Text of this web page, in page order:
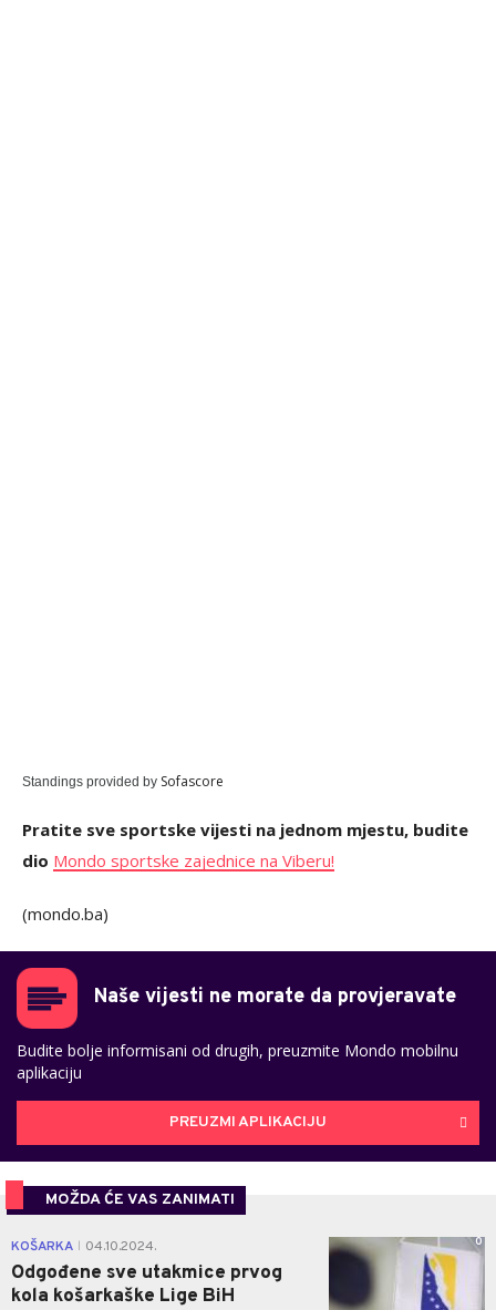
Standings provided by Sofascore
Pratite sve sportske vijesti na jednom mjestu, budite
dio Mondo sportske zajednice na Viberu!
(mondo.ba)
Naše vijesti ne morate da provjeravate
Budite bolje informisani od drugih, preuzmite Mondo mobilnu
aplikaciju
PREUZMI APLIKACIJU
MOŽDA ĆE VAS ZANIMATI
KOŠARKA 04.10.2024.
Odgođene sve utakmice prvog
kola košarkaške Lige BiH
0